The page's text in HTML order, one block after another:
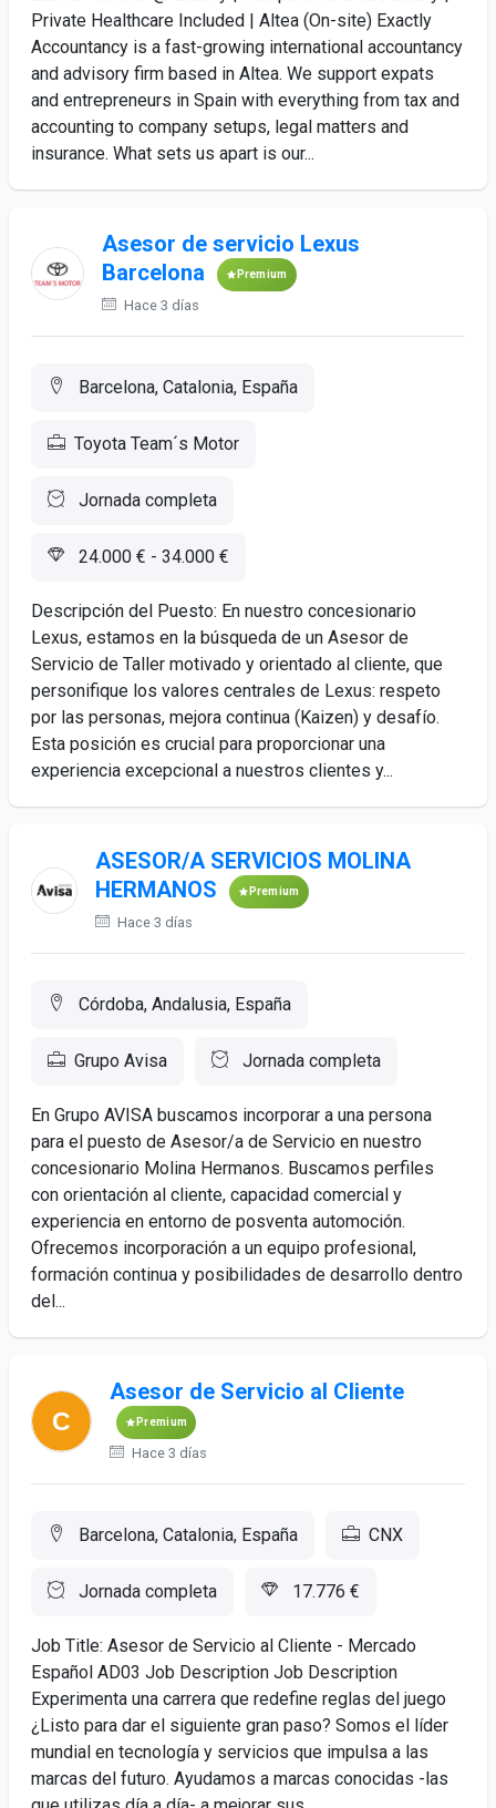
Private Healthcare Included | Altea (On-site) Exactly
Accountancy is a fast-growing international accountancy
and advisory firm based in Altea. We support expats
and entrepreneurs in Spain with everything from tax and
accounting to company setups, legal matters and
insurance. What sets us apart is our...
Asesor de servicio Lexus
Barcelona
Premium
Hace 3 días
Barcelona, Catalonia, España
Toyota Team´s Motor
Jornada completa
24.000 € - 34.000 €
Descripción del Puesto: En nuestro concesionario
Lexus, estamos en la búsqueda de un Asesor de
Servicio de Taller motivado y orientado al cliente, que
personifique los valores centrales de Lexus: respeto
por las personas, mejora continua (Kaizen) y desafío.
Esta posición es crucial para proporcionar una
experiencia excepcional a nuestros clientes y...
ASESOR/A SERVICIOS MOLINA
HERMANOS
Premium
Hace 3 días
Córdoba, Andalusia, España
Grupo Avisa Jornada completa
En Grupo AVISA buscamos incorporar a una persona
para el puesto de Asesor/a de Servicio en nuestro
concesionario Molina Hermanos. Buscamos perfiles
con orientación al cliente, capacidad comercial y
experiencia en entorno de posventa automoción.
Ofrecemos incorporación a un equipo profesional,
formación continua y posibilidades de desarrollo dentro
del...
Asesor de Servicio al Cliente
Premium
Hace 3 días
Barcelona, Catalonia, España CNX
Jornada completa 17.776 €
Job Title: Asesor de Servicio al Cliente - Mercado
Español AD03 Job Description Job Description
Experimenta una carrera que redefine reglas del juego
¿Listo para dar el siguiente gran paso? Somos el líder
mundial en tecnología y servicios que impulsa a las
marcas del futuro. Ayudamos a marcas conocidas -las